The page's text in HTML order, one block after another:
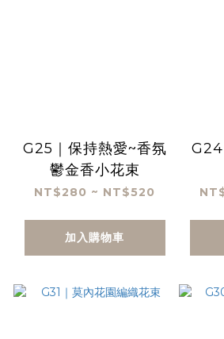
G25｜保持熱愛~香氛
鬱金香小花束
NT$280 ~ NT$520
加入購物車
G24